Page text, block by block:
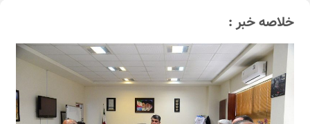
خلاصه خبر :